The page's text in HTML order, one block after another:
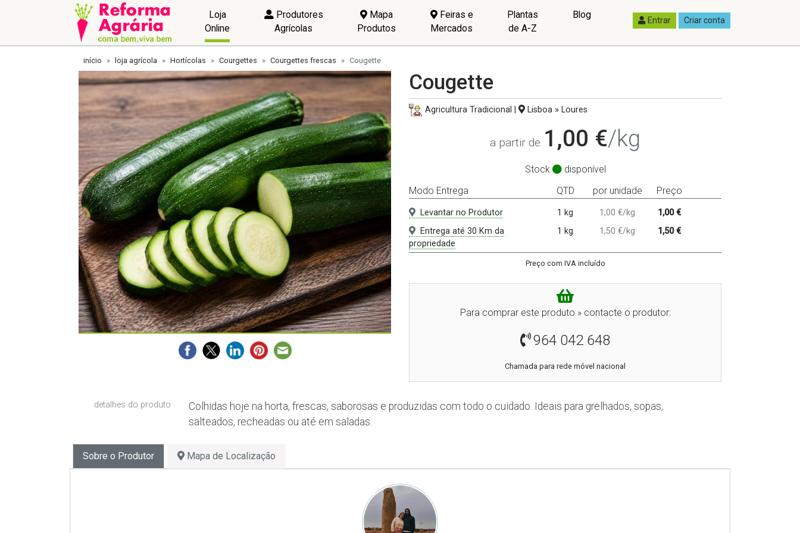
Loja
Online
Produtores
Agrícolas
Mapa
Produtos
Feiras e
Mercados
Plantas
de A-Z
Blog Entrar Criar conta
início loja agrícola Hortícolas Courgettes Courgettes frescas Cougette
Cougette
Agricultura Tradicional | Lisboa » Loures
a partir de 1,00 €/kg
Stock
disponível
Modo Entrega
QTD por unidade Preço
Levantar no Produtor 1 kg 1,00 €/kg
1,00 €
Entrega até 30 Km da
propriedade
1 kg 1,50 €/kg 1,50 €
Preço com IVA incluído
Para comprar este produto » contacte o produtor:
964 042 648
Chamada para rede móvel nacional
detalhes do produto
Colhidas hoje na horta, frescas, saborosas e produzidas com todo o cuidado. Ideais para grelhados, sopas,
salteados, recheadas ou até em saladas.
Sobre o Produtor Mapa de Localização